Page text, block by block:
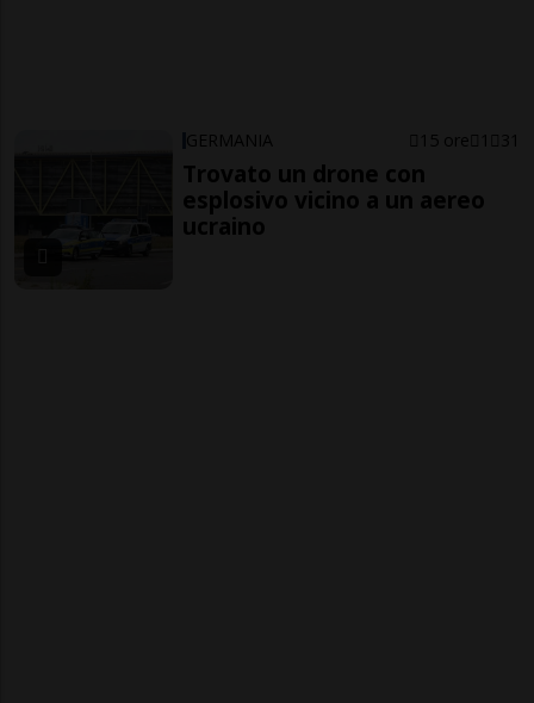
GERMANIA 15 ore 1 31
Trovato un drone con
esplosivo vicino a un aereo
ucraino